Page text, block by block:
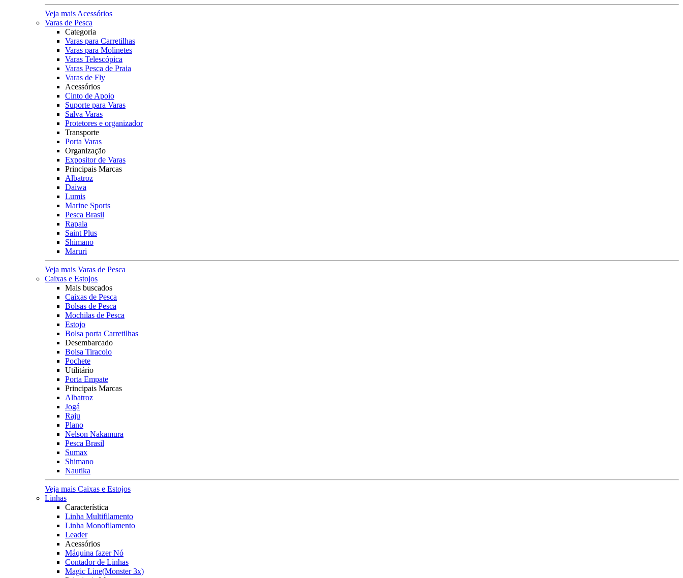
Veja mais Acessórios
Varas de Pesca
Categoria
Varas para Carretilhas
Varas para Molinetes
Varas Telescópica
Varas Pesca de Praia
Varas de Fly
Acessórios
Cinto de Apoio
Suporte para Varas
Salva Varas
Protetores e organizador
Transporte
Porta Varas
Organização
Expositor de Varas
Principais Marcas
Albatroz
Daiwa
Lumis
Marine Sports
Pesca Brasil
Rapala
Saint Plus
Shimano
Maruri
Veja mais Varas de Pesca
Caixas e Estojos
Mais buscados
Caixas de Pesca
Bolsas de Pesca
Mochilas de Pesca
Estojo
Bolsa porta Carretilhas
Desembarcado
Bolsa Tiracolo
Pochete
Utilitário
Porta Empate
Principais Marcas
Albatroz
Jogá
Raju
Plano
Nelson Nakamura
Pesca Brasil
Sumax
Shimano
Nautika
Veja mais Caixas e Estojos
Linhas
Característica
Linha Multifilamento
Linha Monofilamento
Leader
Acessórios
Máquina fazer Nó
Contador de Linhas
Magic Line(Monster 3x)